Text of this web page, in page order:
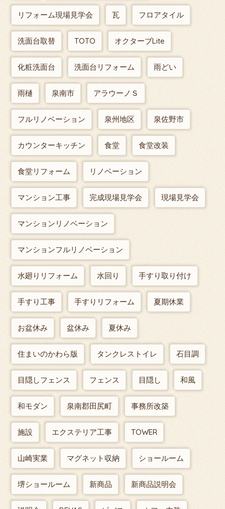
リフォーム現場見学会 瓦 フロアタイル
洗面台取替 TOTO オクターブLite
化粧洗面台 洗面台リフォーム 雨どい
雨樋 泉南市 アラウーノＳ
フルリノベーション 泉州地区 泉佐野市
カウンターキッチン 食堂 食堂改装
食堂リフォーム リノベーション
マンション工事 完成現場見学会 現場見学会
マンションリノベーション
マンションフルリノベーション
水廻りリフォーム 水回り 手すり取り付け
手すり工事 手すりリフォーム 夏期休業
お盆休み 盆休み 夏休み
住まいのかわら版 タンクレストイレ 石目調
目隠しフェンス フェンス 目隠し 和風
和モダン 泉南郡田尻町 事務所改築
施設 エクステリア工事 TOWER
山崎実業 マグネット収納 ショールーム
堺ショールーム 新商品 新商品説明会